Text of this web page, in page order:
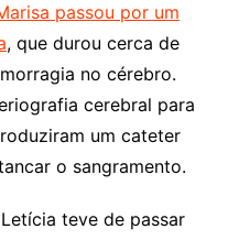
passou por um
, que durou cerca de
no cérebro.
cerebral para
um cateter
o sangramento.
teve de passar